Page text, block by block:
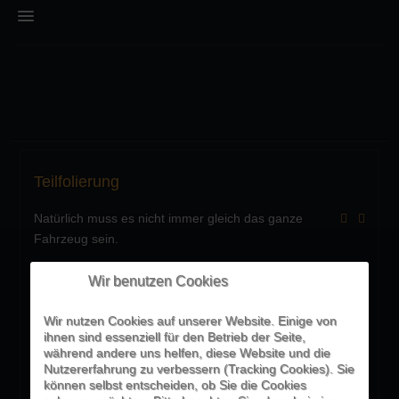
Vollfolierung
Kosten
Plottschriften
Digitaldrucke
Möbel & Objekte
Teilfolierung
Natürlich muss es nicht immer gleich das ganze
Fahrzeug sein.
Genauso leicht lassen sich kleine Akzente setzen mit der
Motorhaube
Dach
Spiegelkappen
Bonnet-Stripes
Wir benutzen Cookies
Wir nutzen Cookies auf unserer Website. Einige von
ihnen sind essenziell für den Betrieb der Seite,
während andere uns helfen, diese Website und die
Nutzererfahrung zu verbessern (Tracking Cookies). Sie
können selbst entscheiden, ob Sie die Cookies